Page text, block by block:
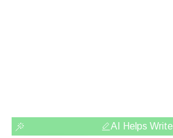
AI Helps Write